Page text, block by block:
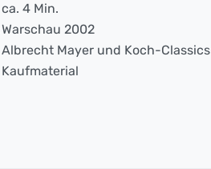
ca. 4 Min.
Warschau 2002
Albrecht Mayer und Koch-Classics
Kaufmaterial